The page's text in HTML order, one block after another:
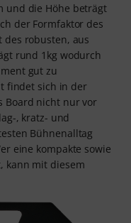
und die Höhe beträgt
der Formfaktor des
des robusten, aus
rund 1kg wodurch
gut zu
findet sich in der
Board nicht nur vor
, kratz- und
Bühnenalltag
eine kompakte sowie
kann mit diesem